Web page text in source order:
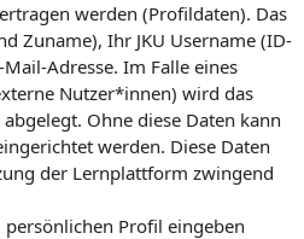
werden (Profildaten). Das
Zuname), Ihr JKU Username (ID-
Adresse. Im Falle eines
Nutzer*innen) wird das
Ohne diese Daten kann
werden. Diese Daten
der Lernplattform zwingend
Profil eingeben